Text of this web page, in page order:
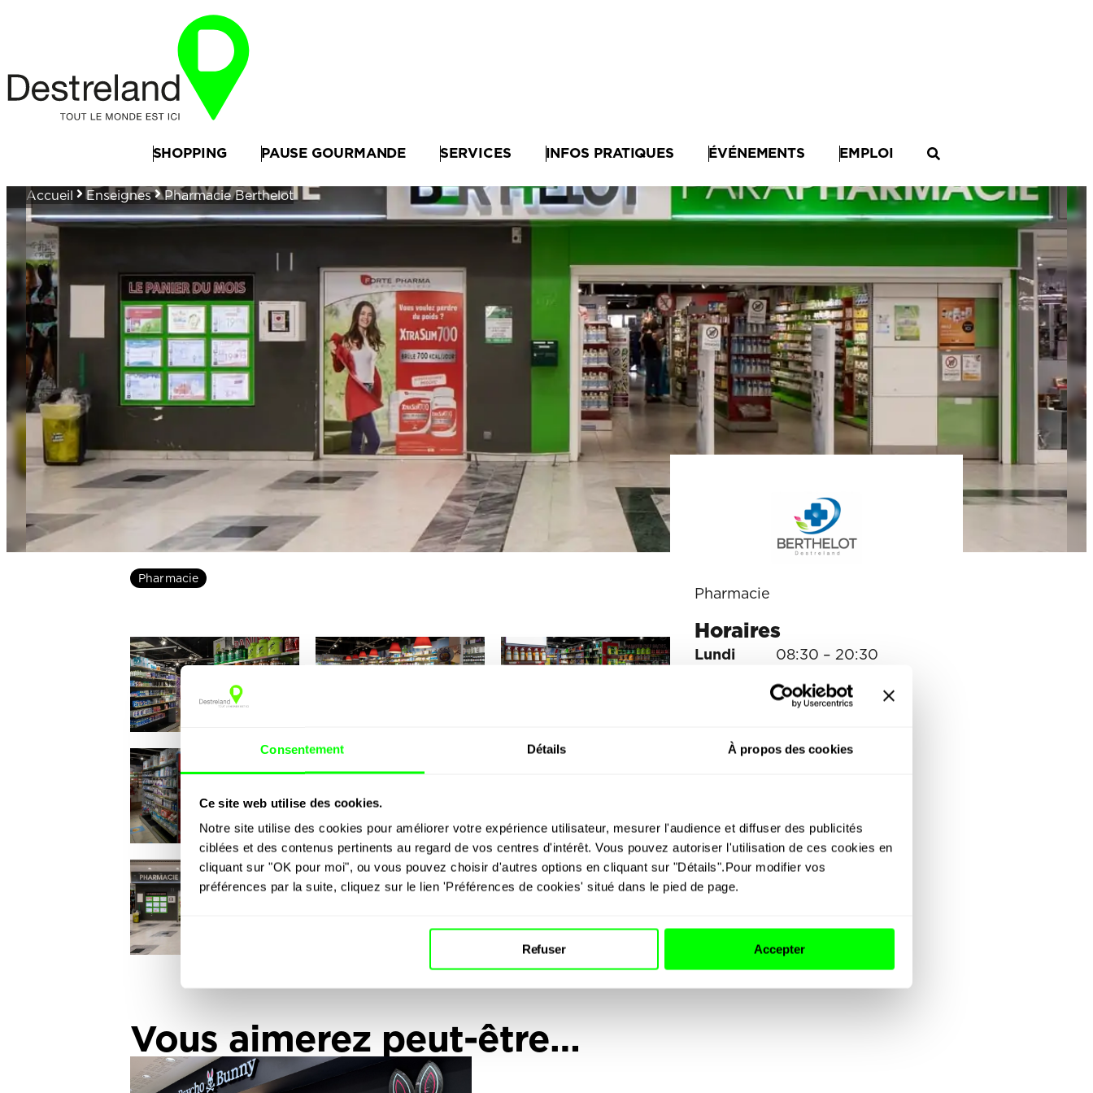
Consentement Détails À propos des cookies
Ce site web utilise des cookies.
Notre site utilise des cookies pour améliorer votre expérience utilisateur, mesurer l'audience et diffuser des publicités
ciblées et des contenus pertinents au regard de vos centres d'intérêt. Vous pouvez autoriser l'utilisation de ces cookies en
cliquant sur "OK pour moi", ou vous pouvez choisir d'autres options en cliquant sur "Détails".Pour modifier vos
préférences par la suite, cliquez sur le lien 'Préférences de cookies' situé dans le pied de page.
Refuser Accepter
SHOPPING PAUSE GOURMANDE SERVICES INFOS PRATIQUES ÉVÉNEMENTS EMPLOI
Accueil Enseignes Pharmacie Berthelot
Pharmacie
Pharmacie
Horaires
Lundi
08:30 – 20:30
08:30 – 20:30
08:30 – 20:30
Vendredi
Samedi
08:30 – 21:00
+590 05 90 25 00 61
Entrée 2
Rez de chaussée
Plan interactif
Vous aimerez peut-être…